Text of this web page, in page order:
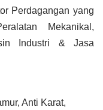
Perdagangan yang
Mekanikal,
Industri & Jasa
Anti Karat,